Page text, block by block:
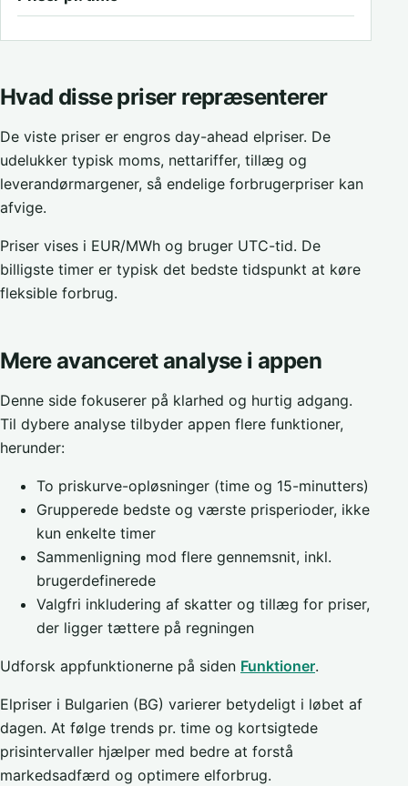
Hvad disse priser repræsenterer
De viste priser er engros day-ahead elpriser. De
udelukker typisk moms, nettariffer, tillæg og
leverandørmargener, så endelige forbrugerpriser kan
afvige.
Priser vises i EUR/MWh og bruger UTC-tid. De
billigste timer er typisk det bedste tidspunkt at køre
fleksible forbrug.
Mere avanceret analyse i appen
Denne side fokuserer på klarhed og hurtig adgang.
Til dybere analyse tilbyder appen flere funktioner,
herunder:
To priskurve-opløsninger (time og 15-minutters)
Grupperede bedste og værste prisperioder, ikke
kun enkelte timer
Sammenligning mod flere gennemsnit, inkl.
brugerdefinerede
Valgfri inkludering af skatter og tillæg for priser,
der ligger tættere på regningen
Udforsk appfunktionerne på siden Funktioner.
Elpriser i Bulgarien (BG) varierer betydeligt i løbet af
dagen. At følge trends pr. time og kortsigtede
prisintervaller hjælper med bedre at forstå
markedsadfærd og optimere elforbrug.